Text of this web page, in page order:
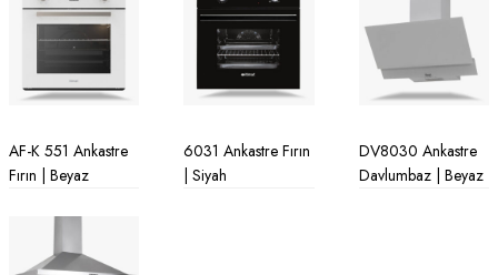
AF-K 551 Ankastre
Fırın | Beyaz
6031 Ankastre Fırın
| Siyah
DV8030 Ankastre
Davlumbaz | Beyaz